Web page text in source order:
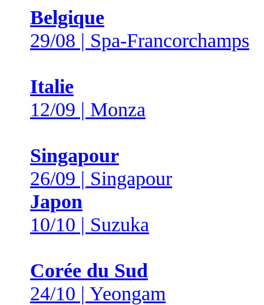
Belgique
29/08 | Spa-Francorchamps
Italie
12/09 | Monza
Singapour
26/09 | Singapour
Japon
10/10 | Suzuka
Corée du Sud
24/10 | Yeongam